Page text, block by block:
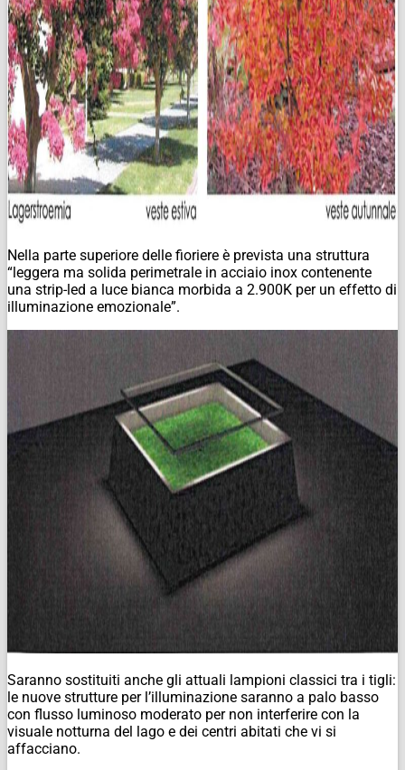
Nella parte superiore delle fioriere è prevista una struttura
“leggera ma solida perimetrale in acciaio inox contenente
una strip-led a luce bianca morbida a 2.900K per un effetto di
illuminazione emozionale”.
Saranno sostituiti anche gli attuali lampioni classici tra i tigli:
le nuove strutture per l’illuminazione saranno a palo basso
con flusso luminoso moderato per non interferire con la
visuale notturna del lago e dei centri abitati che vi si
affacciano.